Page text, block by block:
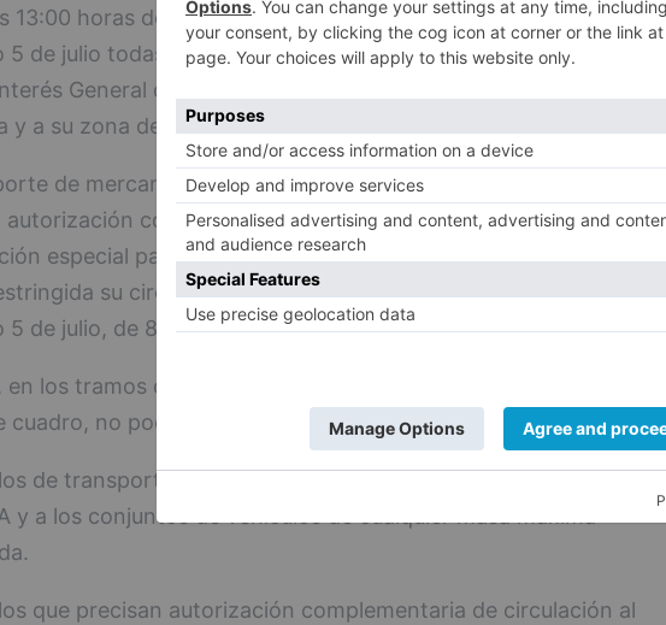
13:00 horas de hoy viernes 3 de julio, hasta las 24:00 horas del
5 de julio todas aquellas obras que actualmente se realizan en la
General del Estado, cuando afecten a la plataforma de la
y a su zona de influencia.
de mercancías peligrosas, vehículos especiales que no
autorización complementaria y los vehículos que precisan
especial para circular en razón de la carga que transportan
su circulación en todas las carreteras de la provincia el
5 de julio, de 8 a 24 horas.:
en los tramos de carretera, días y horas que se relacionan en el
cuadro, no podrán circular:
de transporte de mercancías en general de más de 7.500 Kg
y a los conjuntos de vehículos de cualquier masa máxima
que precisan autorización complementaria de circulación al